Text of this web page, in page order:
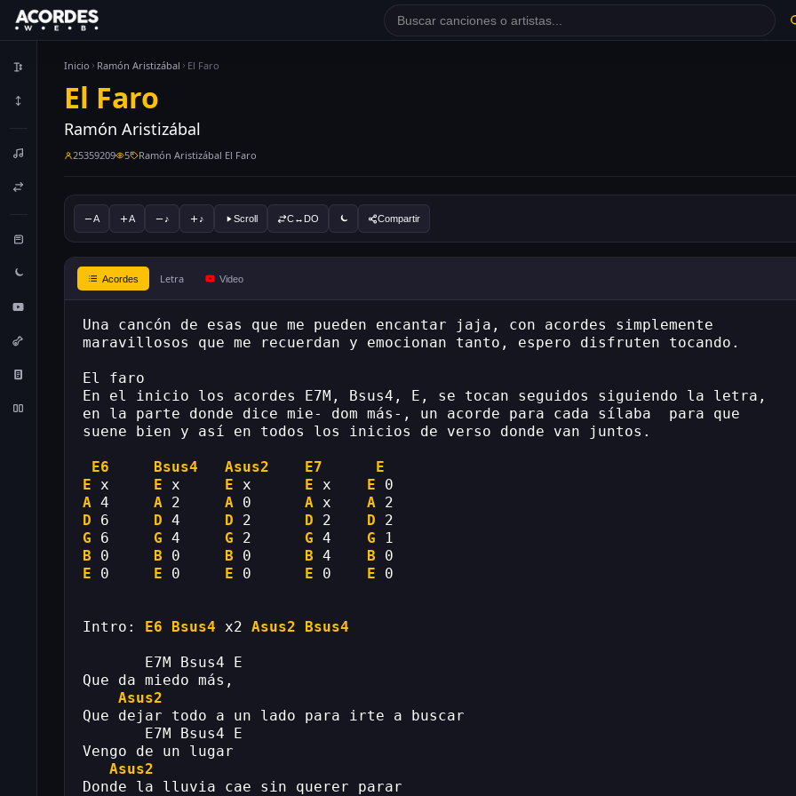
Inicio Ramón Aristizábal El Faro
El Faro
Ramón Aristizábal
25359209 5 Ramón Aristizábal El Faro
A A ♪ ♪ Scroll C↔DO Compartir
Acordes Letra Video
Una cancón de esas que me pueden encantar jaja, con acordes simplemente
maravillosos que me recuerdan y emocionan tanto, espero disfruten tocando.
El faro
En el inicio los acordes E7M, Bsus4, E, se tocan seguidos siguiendo la letra,
en la parte donde dice mie- dom más-, un acorde para cada sílaba  para que
suene bien y así en todos los inicios de verso donde van juntos.
E6 Bsus4 Asus2 E7
E
E x E x E x E x E 0
A 4 A 2 A 0 A x A 2
D 6 D 4 D 2 D 2 D 2
G 6 G 4 G 2 G 4 G 1
B 0 B 0 B 0 B 4 B 0
E 0 E 0 E 0 E 0 E 0
Intro: E6 Bsus4 x2 Asus2 Bsus4
E7M Bsus4 E
Que da miedo más,
Asus2
Que dejar todo a un lado para irte a buscar
E7M Bsus4 E
Vengo de un lugar
Asus2
Donde la lluvia cae sin querer parar